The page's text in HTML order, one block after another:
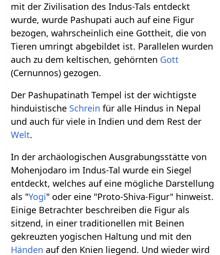
mit der Zivilisation des Indus-Tals entdeckt
wurde, wurde Pashupati auch auf eine Figur
bezogen, wahrscheinlich eine Gottheit, die von
Tieren umringt abgebildet ist. Parallelen wurden
auch zu dem keltischen, gehörnten Gott
(Cernunnos) gezogen.
Der Pashupatinath Tempel ist der wichtigste
hinduistische Schrein für alle Hindus in Nepal
und auch für viele in Indien und dem Rest der
Welt.
In der archäologischen Ausgrabungsstätte von
Mohenjodaro im Indus-Tal wurde ein Siegel
entdeckt, welches auf eine mögliche Darstellung
als "Yogi" oder eine "Proto-Shiva-Figur" hinweist.
Einige Betrachter beschreiben die Figur als
sitzend, in einer traditionellen mit Beinen
gekreuzten yogischen Haltung und mit den
Händen auf den Knien liegend. Und wieder wird